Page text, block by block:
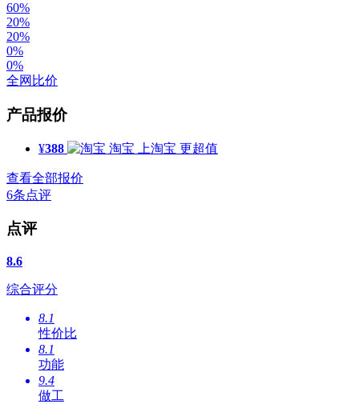
60%
20%
20%
0%
0%
全网比价
产品报价
¥388 淘宝 上淘宝 更超值
查看全部报价
6条点评
点评
8.6
综合评分
8.1
性价比
8.1
功能
9.4
做工